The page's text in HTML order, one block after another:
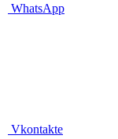
WhatsApp
Vkontakte